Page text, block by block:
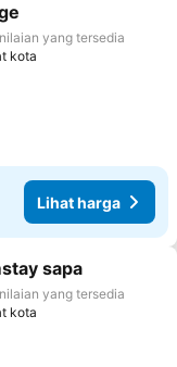
ke favorit
yang tersedia
kota
Lihat harga
ke favorit
sapa
yang tersedia
kota